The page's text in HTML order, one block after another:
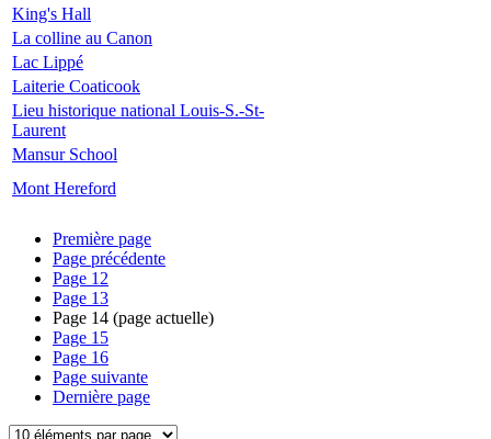
King's Hall
La colline au Canon
Lac Lippé
Laiterie Coaticook
Lieu historique national Louis-S.-St-
Laurent
Mansur School
Mont Hereford
Première page
Page précédente
Page 12
Page 13
Page 14 (page actuelle)
Page 15
Page 16
Page suivante
Dernière page